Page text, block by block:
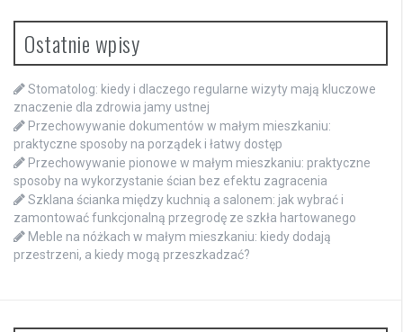
Ostatnie wpisy
Stomatolog: kiedy i dlaczego regularne wizyty mają kluczowe
znaczenie dla zdrowia jamy ustnej
Przechowywanie dokumentów w małym mieszkaniu:
praktyczne sposoby na porządek i łatwy dostęp
Przechowywanie pionowe w małym mieszkaniu: praktyczne
sposoby na wykorzystanie ścian bez efektu zagracenia
Szklana ścianka między kuchnią a salonem: jak wybrać i
zamontować funkcjonalną przegrodę ze szkła hartowanego
Meble na nóżkach w małym mieszkaniu: kiedy dodają
przestrzeni, a kiedy mogą przeszkadzać?